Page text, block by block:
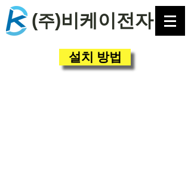
(주)비케이전자
설치 방법